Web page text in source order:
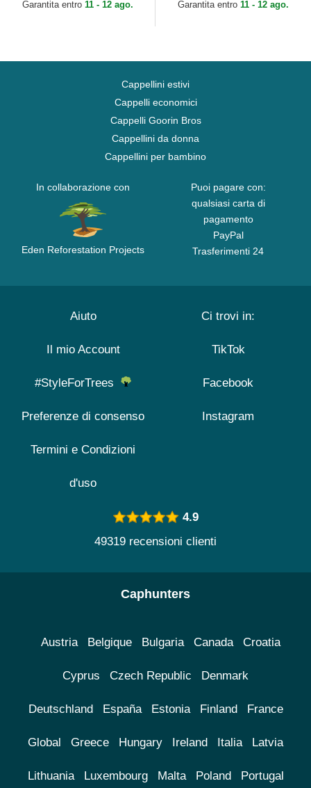
Garantita entro 11 - 12 ago. Garantita entro 11 - 12 ago.
Cappellini estivi
Cappelli economici
Cappelli Goorin Bros
Cappellini da donna
Cappellini per bambino
In collaborazione con
Eden Reforestation Projects
Puoi pagare con:
qualsiasi carta di
pagamento
PayPal
Trasferimenti 24
Aiuto
Il mio Account
#StyleForTrees
Preferenze di consenso
Termini e Condizioni
d'uso
Ci trovi in:
TikTok
Facebook
Instagram
4.9
49319 recensioni clienti
Caphunters
Austria Belgique Bulgaria Canada Croatia
Cyprus Czech Republic Denmark
Deutschland España Estonia Finland France
Global Greece Hungary Ireland Italia Latvia
Lithuania Luxembourg Malta Poland Portugal